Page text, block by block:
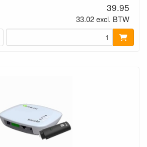
39.95
33.02 excl. BTW